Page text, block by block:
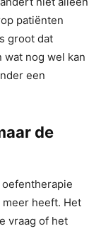
patiënten
groot dat
nog wel kan
een
de
heeft. Het
vraag of het